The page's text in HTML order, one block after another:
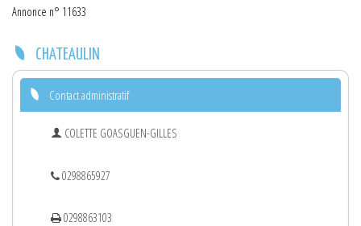
Annonce n° 11633
CHATEAULIN
Contact administratif
COLETTE GOASGUEN-GILLES
0298865927
0298863103